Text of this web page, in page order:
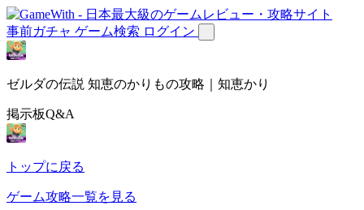
事前ガチャ ゲーム検索 ログイン
ゼルダの伝説 知恵のかりもの攻略｜知恵かり
掲示板Q&A
トップに戻る
ゲーム攻略一覧を見る